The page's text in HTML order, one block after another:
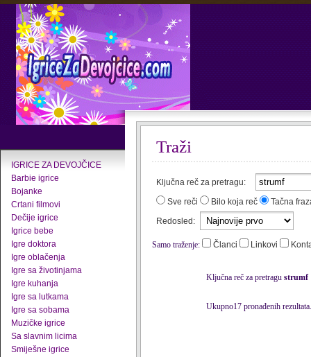
IGRICE ZA DEVOJČICE
Barbie igrice
Bojanke
Crtani filmovi
Dečije igrice
Igrice bebe
Igre doktora
Igre oblačenja
Igre sa životinjama
Igre kuhanja
Igre sa lutkama
Igre sa sobama
Muzičke igrice
Sa slavnim licima
Smiješne igrice
Traži
Ključna reč za pretragu:
Sve reči
Bilo koja reč
Tačna
Redosled:
Samo traženje: Članci Linkovi
Ključna reč za pretragu strumf
Ukupno17 pronađenih rezultata.